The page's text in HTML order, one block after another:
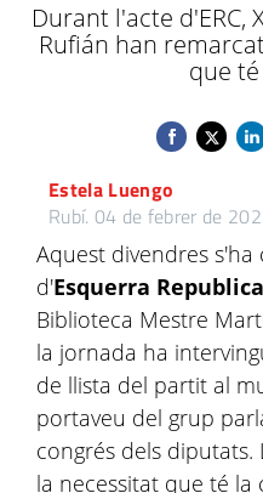
Durant l'acte d'ERC,
Rufián han
que
Estela Luengo
Rubí. 04 de febrer de
Aquest divendres
d'Esquerra
Biblioteca Mestre
la jornada ha
de llista del partit al
portaveu del grup
congrés dels diputats.
la necessitat que té la